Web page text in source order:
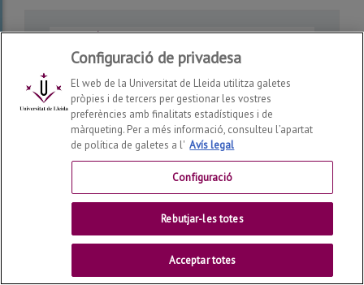
Càtedra Fundación Registral-UdL de Dret
Registral
Configuració de privadesa
El web de la Universitat de Lleida utilitza galetes
pròpies i de tercers per gestionar les vostres
preferències amb finalitats estadístiques i de
màrqueting. Per a més informació, consulteu l’apartat
de política de galetes a l' Avís legal
Configuració
Rebutjar-les totes
Acceptar totes